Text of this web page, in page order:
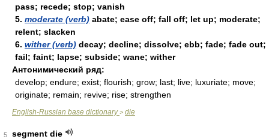
pass; recede; stop; vanish
5. moderate (verb) abate; ease off; fall off; let up; moderate;
relent; slacken
6. wither (verb) decay; decline; dissolve; ebb; fade; fade out;
fail; faint; lapse; subside; wane; wither
Антонимический ряд:
develop; endure; exist; flourish; grow; last; live; luxuriate; move;
originate; remain; revive; rise; strengthen
English-Russian base dictionary> die
5
segment die